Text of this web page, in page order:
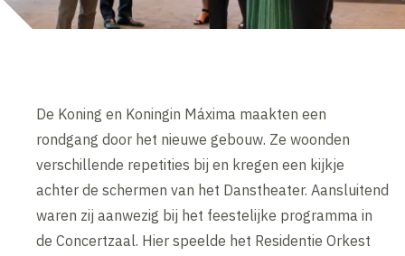
De Koning en Koningin Máxima maakten een
rondgang door het nieuwe gebouw. Ze woonden
verschillende repetities bij en kregen een kijkje
achter de schermen van het Danstheater. Aansluitend
waren zij aanwezig bij het feestelijke programma in
de Concertzaal. Hier speelde het Residentie Orkest